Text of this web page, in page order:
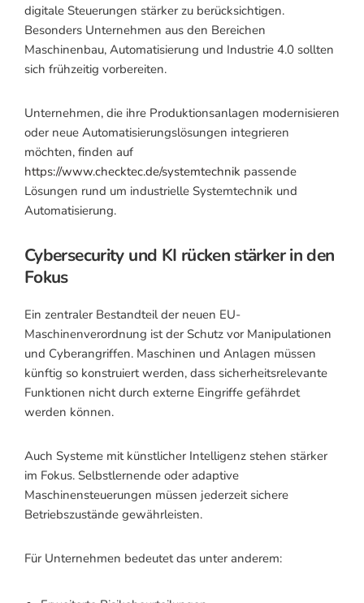
digitale Steuerungen stärker zu berücksichtigen.
Besonders Unternehmen aus den Bereichen
Maschinenbau, Automatisierung und Industrie 4.0 sollten
sich frühzeitig vorbereiten.
Unternehmen, die ihre Produktionsanlagen modernisieren
oder neue Automatisierungslösungen integrieren
möchten, finden auf
https://www.checktec.de/systemtechnik passende
Lösungen rund um industrielle Systemtechnik und
Automatisierung.
Cybersecurity und KI rücken stärker in den
Fokus
Ein zentraler Bestandteil der neuen EU-
Maschinenverordnung ist der Schutz vor Manipulationen
und Cyberangriffen. Maschinen und Anlagen müssen
künftig so konstruiert werden, dass sicherheitsrelevante
Funktionen nicht durch externe Eingriffe gefährdet
werden können.
Auch Systeme mit künstlicher Intelligenz stehen stärker
im Fokus. Selbstlernende oder adaptive
Maschinensteuerungen müssen jederzeit sichere
Betriebszustände gewährleisten.
Für Unternehmen bedeutet das unter anderem: